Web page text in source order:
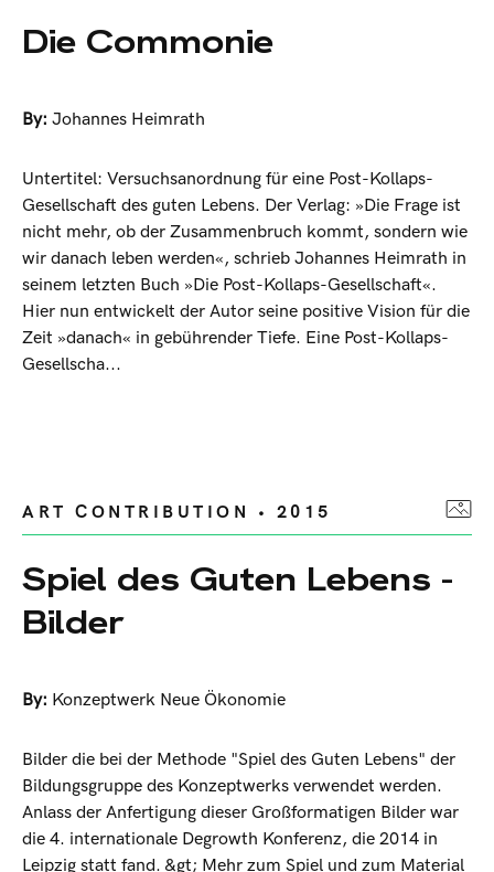
Die Commonie
By: Johannes Heimrath
Untertitel: Versuchsanordnung für eine Post-Kollaps-
Gesellschaft des guten Lebens. Der Verlag: »Die Frage ist
nicht mehr, ob der Zusammenbruch kommt, sondern wie
wir danach leben werden«, schrieb Johannes Heimrath in
seinem letzten Buch »Die Post-Kollaps-Gesellschaft«.
Hier nun entwickelt der Autor seine positive Vision für die
Zeit »danach« in gebührender Tiefe. Eine Post-Kollaps-
Gesellscha...
ART CONTRIBUTION • 2015
Spiel des Guten Lebens -
Bilder
By: Konzeptwerk Neue Ökonomie
Bilder die bei der Methode "Spiel des Guten Lebens" der
Bildungsgruppe des Konzeptwerks verwendet werden.
Anlass der Anfertigung dieser Großformatigen Bilder war
die 4. internationale Degrowth Konferenz, die 2014 in
Leipzig statt fand. &gt; Mehr zum Spiel und zum Material